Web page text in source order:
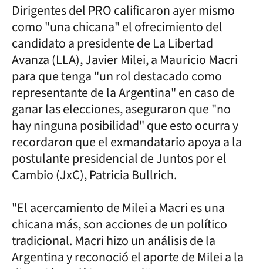
Dirigentes del PRO calificaron ayer mismo
como "una chicana" el ofrecimiento del
candidato a presidente de La Libertad
Avanza (LLA), Javier Milei, a Mauricio Macri
para que tenga "un rol destacado como
representante de la Argentina" en caso de
ganar las elecciones, aseguraron que "no
hay ninguna posibilidad" que esto ocurra y
recordaron que el exmandatario apoya a la
postulante presidencial de Juntos por el
Cambio (JxC), Patricia Bullrich.
"El acercamiento de Milei a Macri es una
chicana más, son acciones de un político
tradicional. Macri hizo un análisis de la
Argentina y reconoció el aporte de Milei a la